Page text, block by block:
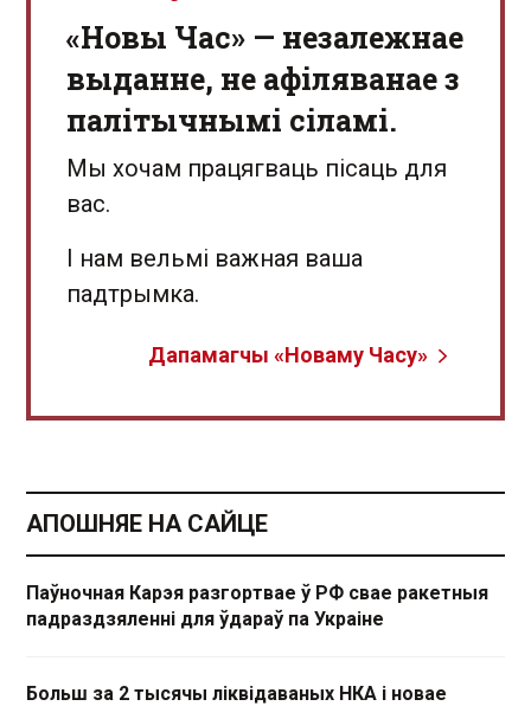
«Новы Час» — незалежнае
выданне, не афіляванае з
палітычнымі сіламі.
Мы хочам працягваць пісаць для
вас.
І нам вельмі важная ваша
падтрымка.
Дапамагчы «Новаму Часу»
АПОШНЯЕ НА САЙЦЕ
Паўночная Карэя разгортвае ў РФ свае ракетныя
падраздзяленні для ўдараў па Украіне
Больш за 2 тысячы ліквідаваных НКА і новае